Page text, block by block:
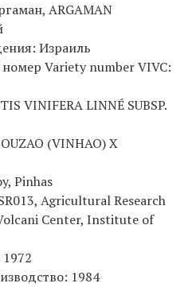
ARGAMAN
Израиль
Variety number VIVC:
VINIFERA LINNÉ SUBSP.
(VINHAO) X
Pinhas
Agricultural Research
Center, Institute of
1984